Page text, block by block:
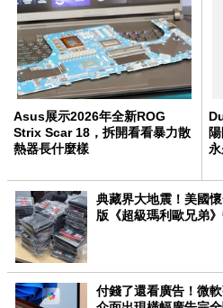
Asus展示2026年全新ROG
Strix Scar 18，拆開看看暴力散
熱器長什麼樣
典藏界大地震！美國
版《超級瑪利歐兄弟
付錢了還看廣告！微